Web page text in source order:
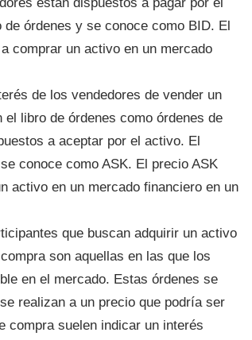
órdenes y se conoce como BID. El
comprar un activo en un mercado
de los vendedores de vender un
libro de órdenes como órdenes de
a aceptar por el activo. El
conoce como ASK. El precio ASK
activo en un mercado financiero en un
que buscan adquirir un activo
son aquellas en las que los
en el mercado. Estas órdenes se
realizan a un precio que podría ser
compra suelen indicar un interés